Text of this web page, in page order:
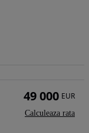
49 000 EUR
Calculeaza rata